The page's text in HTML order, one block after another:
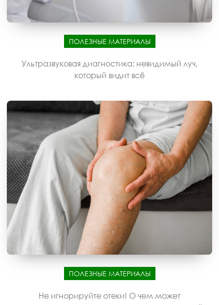
ПОЛЕЗНЫЕ МАТЕРИАЛЫ
Ультразвуковая диагностика: невидимый луч,
который видит всё
ПОЛЕЗНЫЕ МАТЕРИАЛЫ
Не игнорируйте отеки! О чем может